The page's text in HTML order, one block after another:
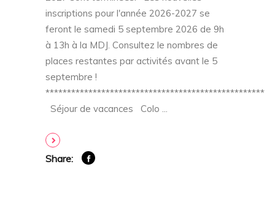
inscriptions pour l'année 2026-2027 se
feront le samedi 5 septembre 2026 de 9h
à 13h à la MDJ. Consultez le nombres de
places restantes par activités avant le 5
septembre !
***************************************************
Séjour de vacances Colo
Share: